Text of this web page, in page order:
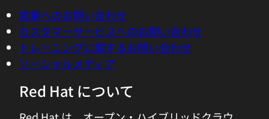
営業へのお問い合わせ
カスタマーサービスへのお問い合わせ
トレーニングに関するお問い合わせ
ソーシャルメディア
Red Hat について